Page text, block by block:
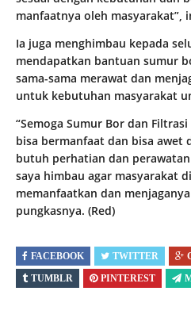
manfaatnya oleh masyarakat”,
Ia juga menghimbau kepada
mendapatkan bantuan sumur
sama-sama merawat dan
untuk kebutuhan masyarakat
“Semoga Sumur Bor dan
bisa bermanfaat dan bisa awet
butuh perhatian dan
saya himbau agar masyarakat
memanfaatkan dan
pungkasnya. (Red)
FACEBOOK TWITTER
TUMBLR
PINTEREST